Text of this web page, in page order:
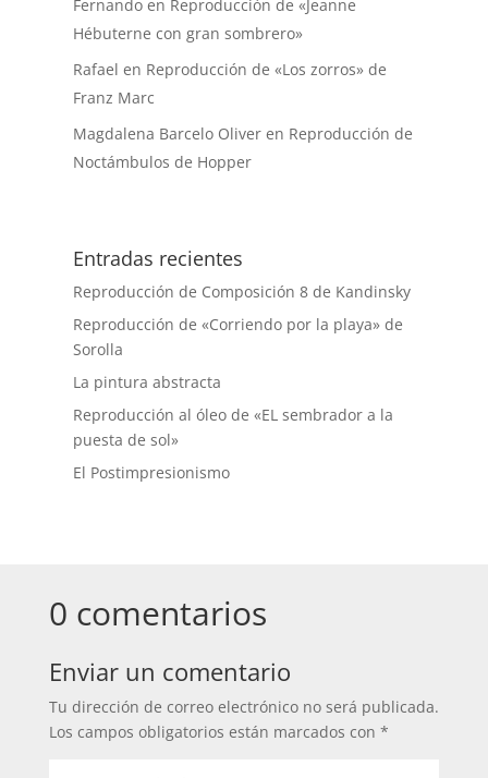
Fernando en Reproducción de «Jeanne
Hébuterne con gran sombrero»
Rafael en Reproducción de «Los zorros» de
Franz Marc
Magdalena Barcelo Oliver en Reproducción de
Noctámbulos de Hopper
Entradas recientes
Reproducción de Composición 8 de Kandinsky
Reproducción de «Corriendo por la playa» de
Sorolla
La pintura abstracta
Reproducción al óleo de «EL sembrador a la
puesta de sol»
El Postimpresionismo
0 comentarios
Enviar un comentario
Tu dirección de correo electrónico no será publicada.
Los campos obligatorios están marcados con *